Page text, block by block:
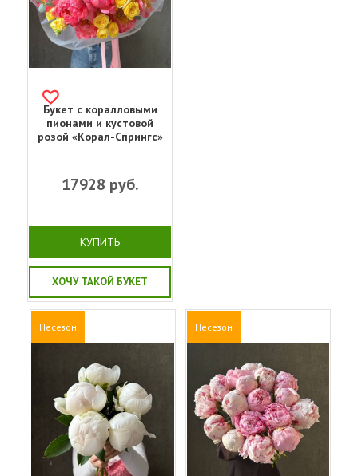
Букет с коралловыми
пионами и кустовой
розой «Корал-Спрингс»
17928 руб.
КУПИТЬ
ХОЧУ ТАКОЙ БУКЕТ
Несезон Несезон